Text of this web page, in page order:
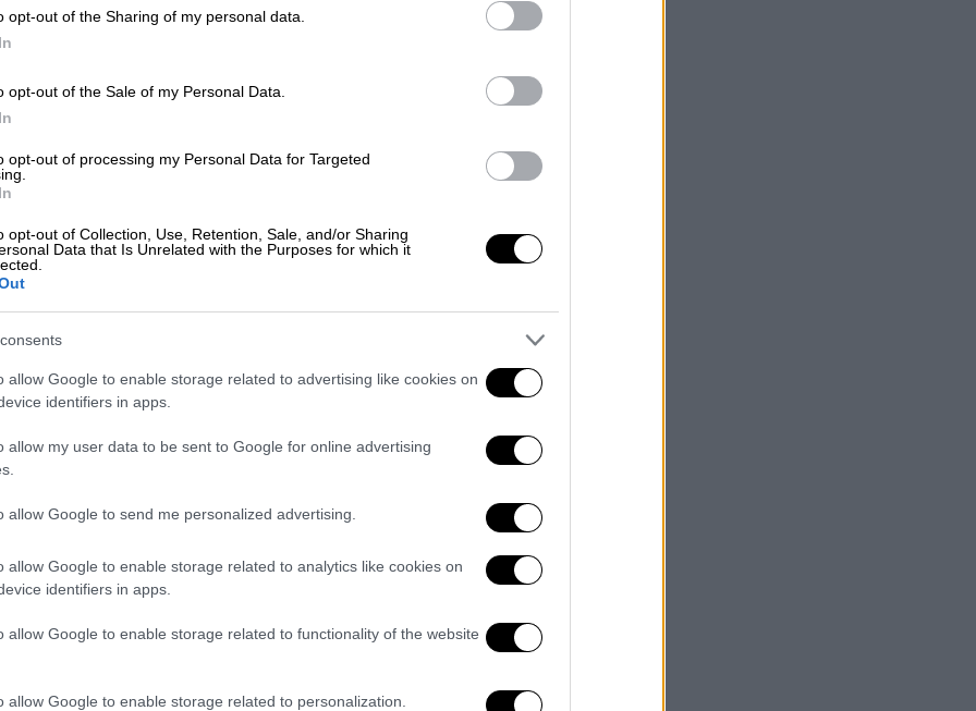
opt-out of the Sharing of my personal data.
opt-out of the Sale of my Personal Data.
opt-out of processing my Personal Data for Targeted
opt-out of Collection, Use, Retention, Sale, and/or Sharing
Data that Is Unrelated with the Purposes for which it
allow Google to enable storage related to advertising like cookies on
identifiers in apps.
allow my user data to be sent to Google for online advertising
allow Google to send me personalized advertising.
allow Google to enable storage related to analytics like cookies on
identifiers in apps.
allow Google to enable storage related to functionality of the website
allow Google to enable storage related to personalization.
βόρειο ημισφαίριο. Το βράδυ του
είναι και τα μεγαλύτερα του έτους σε
θα αρχίσει το καλοκαίρι, με τη
αποκορύφωμά της.
στη συνέχεια σταδιακά αυξάνεται η
περάσει το χειμερινό ηλιοστάσιο,
πιο ψηλά στον ουρανό, με αποτέλεσμα η
εωσότου στην εαρινή ισημερία το
διάρκεια.
την ίδια ημερομηνία, αλλά
Δεκεμβρίου, με πιο πιθανές
φορά που το χειμερινό
το 1903 και δεν θα ξανασυμβεί πριν
οφείλονται στο Γρηγοριανό
πια στις 25 Δεκεμβρίου, όπως στην
επειδή έχει αντικατασταθεί το
εισάγει ο Ιούλιος Καίσαρ από το 44
ηλιοστάσιο στις 25 Δεκεμβρίου,
Το 1582, ο Πάπας Γρηγόριος ΙΓ' εισήγαγε
(Γρηγοριανό) και το οποίο χάνει μόνο